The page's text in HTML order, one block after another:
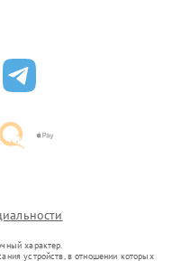
характер.
устройств, в отношении которых